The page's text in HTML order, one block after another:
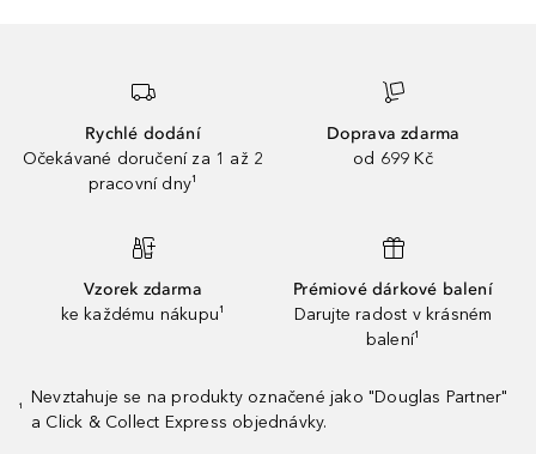
Rychlé dodání
Očekávané doručení za 1 až 2
pracovní dny¹
Doprava zdarma
od 699 Kč
Vzorek zdarma
ke každému nákupu¹
Prémiové dárkové balení
Darujte radost v krásném
balení¹
¹
Nevztahuje se na produkty označené jako "Douglas Partner"
a Click & Collect Express objednávky.